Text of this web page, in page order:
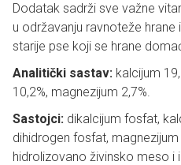
Dodatak sadrži sve važne
u održavanju ravnoteže
starije pse koji se hrane
Analitički sastav: kalcijum
10,2%, magnezijum 2,7%.
Sastojci: dikalcijum fosfat,
dihidrogen fosfat,
hidrolizovano živinsko meso i